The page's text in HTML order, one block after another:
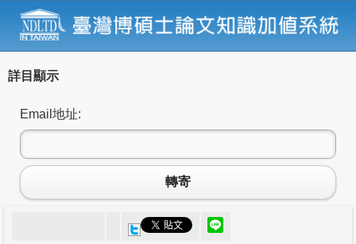
詳目顯示
Email地址:
轉寄